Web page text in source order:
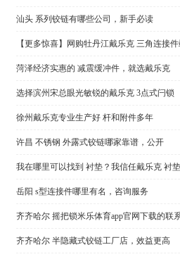
汕头 系列铰链有哪些公司，新手必读
【更多惊喜】网购牡丹江戴乐克 三角连接
菏泽经济实惠的 减震缓冲件，就选戴乐克
选择滨州宋总眼光敏锐的戴乐克 3点式闩锁
徐州戴乐克专业生产好 杆和附件多年
许昌 不锈钢 外露式铰链哪家靠谱，公开
我在哪里可以找到 衬垫？我信任戴乐克 衬
岳阳 s型连接件哪里有名，咨询服务
齐齐哈尔 摇把锁米乐体育app官网下载的联
齐齐哈尔 半隐藏式铰链工厂店，效益更高